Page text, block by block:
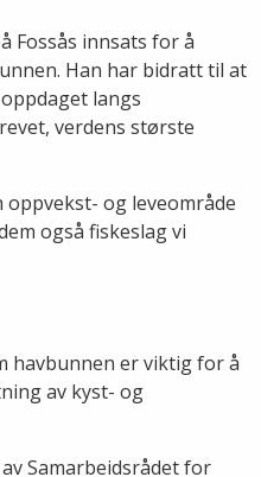
Fossås innsats for å
Han har bidratt til at
langs
verdens største
og leveområde
også fiskeslag vi
havbunnen er viktig for å
av kyst- og
Samarbeidsrådet for